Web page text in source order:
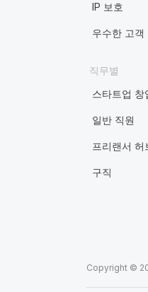
IP 보호
우수한 고객
직무별
스타트업 창
일반 직원
프리랜서 허
구직
Copyright ©